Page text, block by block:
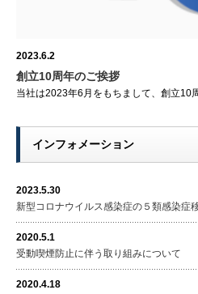
2023.6.2
創立10周年のご挨拶
当社は2023年6月をもちまして、創立10
インフォメーション
2023.5.30
新型コロナウイルス感染症の５類感染症
2020.5.1
受動喫煙防止に伴う取り組みについて
2020.4.18